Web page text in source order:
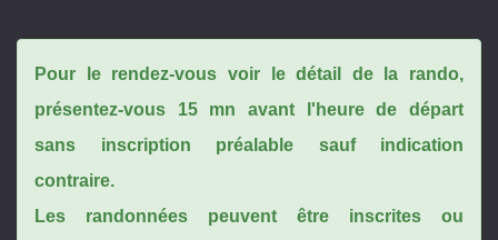
Pour le rendez-vous voir le détail de la rando,
présentez-vous 15 mn avant l'heure de départ
sans inscription préalable sauf indication
contraire.
Les randonnées peuvent être inscrites ou